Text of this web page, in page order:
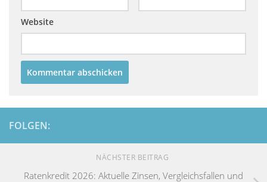
Website
FOLGEN:
NÄCHSTER BEITRAG
Ratenkredit 2026: Aktuelle Zinsen, Vergleichsfallen und